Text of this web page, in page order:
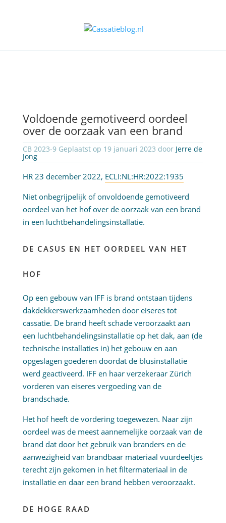
Voldoende gemotiveerd oordeel
over de oorzaak van een brand
CB 2023-9 Geplaatst op 19 januari 2023 door Jerre de
Jong
HR 23 december 2022, ECLI:NL:HR:2022:1935
Niet onbegrijpelijk of onvoldoende gemotiveerd
oordeel van het hof over de oorzaak van een brand
in een luchtbehandelingsinstallatie.
DE CASUS EN HET OORDEEL VAN HET
HOF
Op een gebouw van IFF is brand ontstaan tijdens
dakdekkerswerkzaamheden door eiseres tot
cassatie. De brand heeft schade veroorzaakt aan
een luchtbehandelingsinstallatie op het dak, aan (de
technische installaties in) het gebouw en aan
opgeslagen goederen doordat de blusinstallatie
werd geactiveerd. IFF en haar verzekeraar Zürich
vorderen van eiseres vergoeding van de
brandschade.
Het hof heeft de vordering toegewezen. Naar zijn
oordeel was de meest aannemelijke oorzaak van de
brand dat door het gebruik van branders en de
aanwezigheid van brandbaar materiaal vuurdeeltjes
terecht zijn gekomen in het filtermateriaal in de
installatie en daar een brand hebben veroorzaakt.
DE HOGE RAAD